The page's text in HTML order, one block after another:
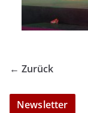
← Zurück
Newsletter